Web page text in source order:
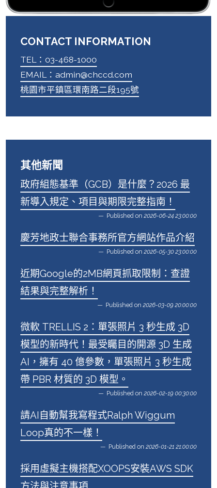
CONTACT INFORMATION
TEL：03-468-1000
EMAIL：admin@chccd.com
桃園市平鎮區環南路二段195號
其他新聞
政府組態基準（GCB）是什麼？2026 最
新導入規定、項目與期限完整指南！
Published on 2026-06-24 23:00:00
慶芳地政士聯合事務所官方網站作品介紹
Published on 2026-05-30 23:00:00
近期Google的2MB網頁抓取限制：查證
結果與完整解析！
Published on 2026-03-09 20:00:00
微軟 TRELLIS 2：單張照片 3 秒生成 3D
模型的新時代！最受矚目的開源 3D 生成
AI，擁有 40 億參數，單張照片 3 秒生成
帶 PBR 材質的 3D 模型。
Published on 2026-02-19 00:30:00
請AI自動幫我寫程式Ralph Wiggum
Loop真的不一樣！
Published on 2026-01-21 21:00:00
採用虛擬主機搭配XOOPS安裝AWS SDK